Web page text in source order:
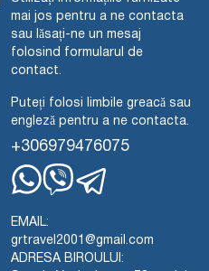
mai jos pentru a ne contacta
sau lăsați-ne un mesaj
folosind formularul de
contact.
Puteți folosi limbile greacă sau
engleză pentru a ne contacta.
+306979476075
EMAIL:
grtravel2001@gmail.com
ADRESA BIROULUI: